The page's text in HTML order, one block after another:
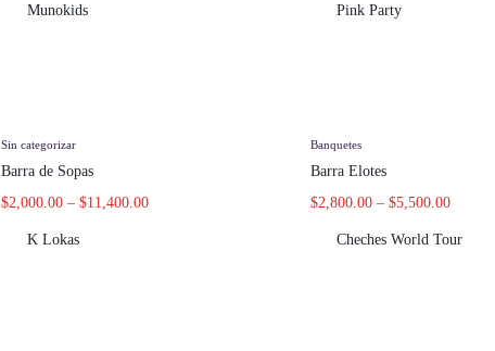
Munokids Pink Party
Sin categorizar
Barra de Sopas
$2,000.00 – $11,400.00
K Lokas
Banquetes
Barra Elotes
$2,800.00 – $5,500.00
Cheches World Tour